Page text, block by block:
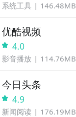
系统工具 146.48MB
优酷视频
4.0
影音播放 114.76MB
今日头条
4.9
新闻阅读 176.19MB